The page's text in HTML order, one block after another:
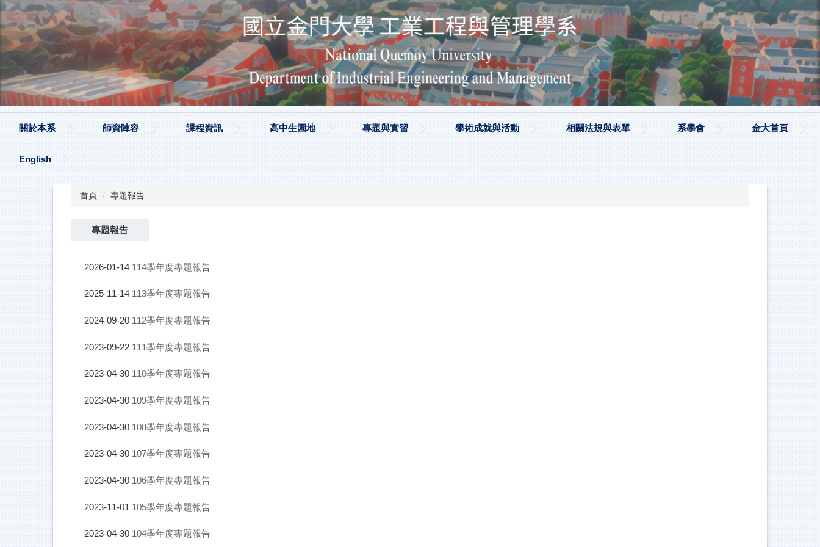
跳
到
主
要
內
區
關於本系 師資陣容 課程資訊 高中生園地 專題與實習 學術成就與活動 相關法規與表單 系學會 金大首頁
English
首頁 專題報告
專題報告
2026-01-14 114學年度專題報告
2025-11-14 113學年度專題報告
2024-09-20 112學年度專題報告
2023-09-22 111學年度專題報告
2023-04-30 110學年度專題報告
2023-04-30 109學年度專題報告
2023-04-30 108學年度專題報告
2023-04-30 107學年度專題報告
2023-04-30 106學年度專題報告
2023-11-01 105學年度專題報告
2023-04-30 104學年度專題報告